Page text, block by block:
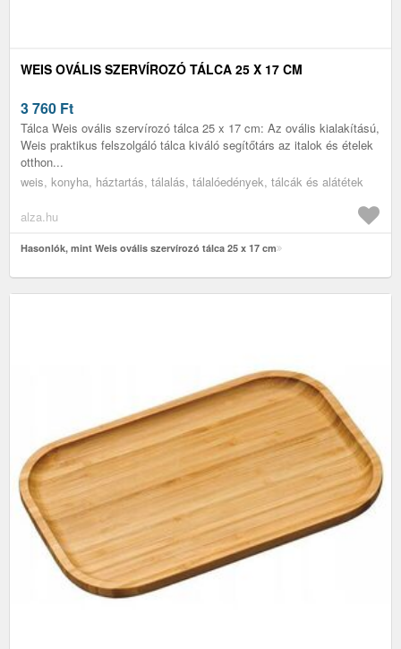
WEIS OVÁLIS SZERVÍROZÓ TÁLCA 25 X 17 CM
3 760 Ft
Tálca Weis ovális szervírozó tálca 25 x 17 cm: Az ovális kialakítású,
Weis praktikus felszolgáló tálca kiváló segítőtárs az italok és ételek
otthon...
weis, konyha, háztartás, tálalás, tálalóedények, tálcák és alátétek
alza.hu
Hasonlók, mint Weis ovális szervírozó tálca 25 x 17 cm